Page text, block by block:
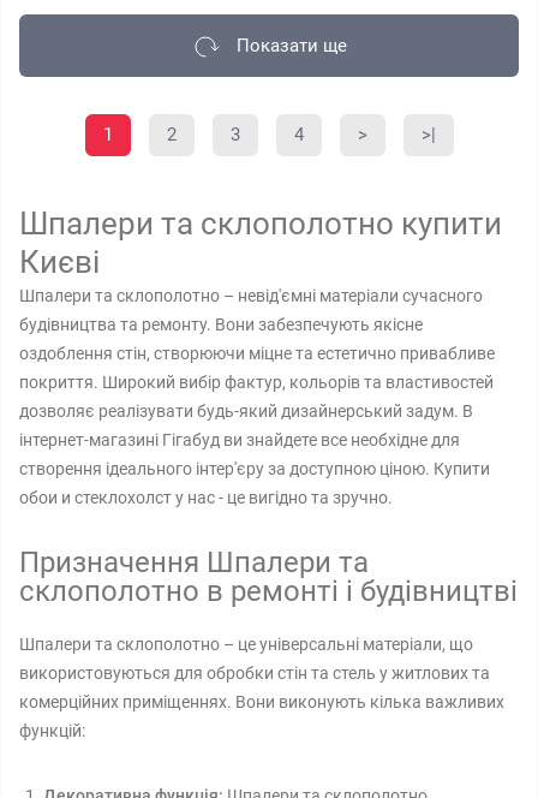
Показати ще
1 2 3 4 > >|
Шпалери та склополотно купити
Києві
Шпалери та склополотно – невід'ємні матеріали сучасного
будівництва та ремонту. Вони забезпечують якісне
оздоблення стін, створюючи міцне та естетично привабливе
покриття. Широкий вибір фактур, кольорів та властивостей
дозволяє реалізувати будь-який дизайнерський задум. В
інтернет-магазині Гігабуд ви знайдете все необхідне для
створення ідеального інтер'єру за доступною ціною. Купити
обои и стеклохолст у нас - це вигідно та зручно.
Призначення Шпалери та
склополотно в ремонті і будівництві
Шпалери та склополотно – це універсальні матеріали, що
використовуються для обробки стін та стель у житлових та
комерційних приміщеннях. Вони виконують кілька важливих
функцій: